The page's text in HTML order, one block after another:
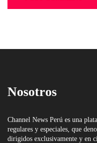
Nosotros
Channel News Perú es una
regulares y especiales, que
dirigidos exclusivamente y en